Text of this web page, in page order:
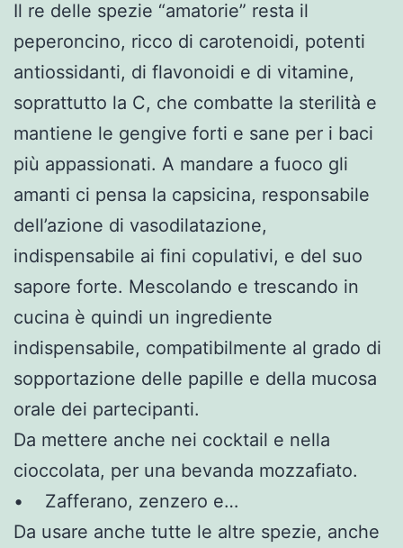
Il re delle spezie “amatorie” resta il
peperoncino, ricco di carotenoidi, potenti
antiossidanti, di flavonoidi e di vitamine,
soprattutto la C, che combatte la sterilità e
mantiene le gengive forti e sane per i baci
più appassionati. A mandare a fuoco gli
amanti ci pensa la capsicina, responsabile
dell’azione di vasodilatazione,
indispensabile ai fini copulativi, e del suo
sapore forte. Mescolando e trescando in
cucina è quindi un ingrediente
indispensabile, compatibilmente al grado di
sopportazione delle papille e della mucosa
orale dei partecipanti.
Da mettere anche nei cocktail e nella
cioccolata, per una bevanda mozzafiato.
• Zafferano, zenzero e…
Da usare anche tutte le altre spezie, anche